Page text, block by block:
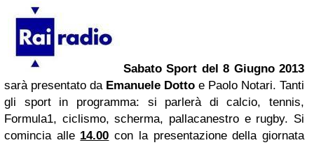
Sabato Sport del8 Giugno 2013
sarà presentato da Emanuele Dotto e Paolo Notari. Tanti
gli sport in programma: si parlerà di calcio, tennis,
Formula1, ciclismo, scherma, pallacanestro e rugby. Si
comincia alle 14.00 con la presentazione della giornata